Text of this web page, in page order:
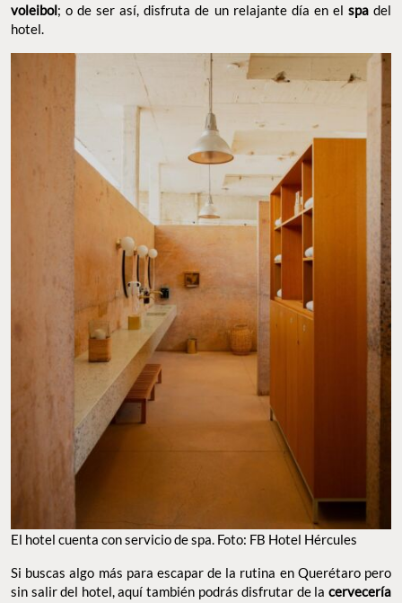
voleibol; o de ser así, disfruta de un relajante día en el spadel
hotel.
El hotel cuenta con servicio de spa. Foto: FB Hotel Hércules
Si buscas algo más para escapar de la rutina en Querétaro pero
sin salir del hotel, aquí también podrás disfrutar de la cervecería